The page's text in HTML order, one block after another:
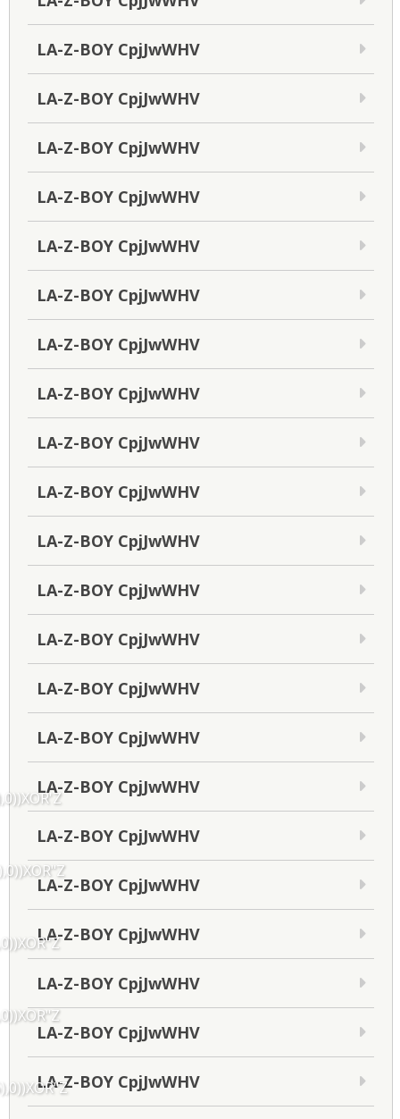
LA-Z-BOY CpjJwWHV
LA-Z-BOY CpjJwWHV
LA-Z-BOY CpjJwWHV
LA-Z-BOY CpjJwWHV
LA-Z-BOY CpjJwWHV
LA-Z-BOY CpjJwWHV
LA-Z-BOY CpjJwWHV
LA-Z-BOY CpjJwWHV
LA-Z-BOY CpjJwWHV
LA-Z-BOY CpjJwWHV
LA-Z-BOY CpjJwWHV
LA-Z-BOY CpjJwWHV
LA-Z-BOY CpjJwWHV
LA-Z-BOY CpjJwWHV
LA-Z-BOY CpjJwWHV
LA-Z-BOY CpjJwWHV
LA-Z-BOY CpjJwWHV
LA-Z-BOY CpjJwWHV
LA-Z-BOY CpjJwWHV
LA-Z-BOY CpjJwWHV
LA-Z-BOY CpjJwWHV
LA-Z-BOY CpjJwWHV